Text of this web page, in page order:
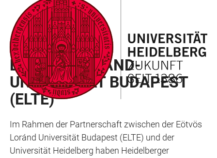
LINKS
ZUR
BARRIEREFREIHEIT
ZUM
HAUPTINHALT
HAUPTNAVIGATION
ÖFFNEN
WEBSEITENSUCHE
ÖFFNEN
AUSTAUSCHPROGRAMME
EÖTVÖS-LORÁND-
UNIVERSITÄT BUDAPEST
(ELTE)
Im Rahmen der Partnerschaft zwischen der Eötvös
Loránd Universität Budapest (ELTE) und der
Universität Heidelberg haben Heidelberger